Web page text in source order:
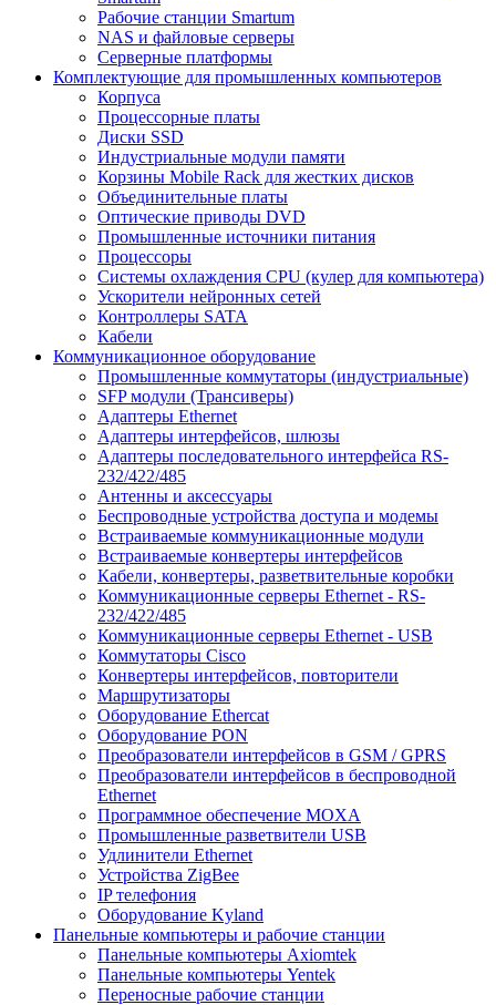
Рабочие станции Smartum
NAS и файловые серверы
Серверные платформы
Комплектующие для промышленных компьютеров
Корпуса
Процессорные платы
Диски SSD
Индустриальные модули памяти
Корзины Mobile Rack для жестких дисков
Объединительные платы
Оптические приводы DVD
Промышленные источники питания
Процессоры
Системы охлаждения CPU (кулер для компьютера)
Ускорители нейронных сетей
Контроллеры SATA
Кабели
Коммуникационное оборудование
Промышленные коммутаторы (индустриальные)
SFP модули (Трансиверы)
Адаптеры Ethernet
Адаптеры интерфейсов, шлюзы
Адаптеры последовательного интерфейса RS-
232/422/485
Антенны и аксессуары
Беспроводные устройства доступа и модемы
Встраиваемые коммуникационные модули
Встраиваемые конвертеры интерфейсов
Кабели, конвертеры, разветвительные коробки
Коммуникационные серверы Ethernet - RS-
232/422/485
Коммуникационные серверы Ethernet - USB
Коммутаторы Cisco
Конвертеры интерфейсов, повторители
Маршрутизаторы
Оборудование Ethercat
Оборудование PON
Преобразователи интерфейсов в GSM / GPRS
Преобразователи интерфейсов в беспроводной
Ethernet
Программное обеспечение MOXA
Промышленные разветвители USB
Удлинители Ethernet
Устройства ZigBee
IP телефония
Оборудование Kyland
Панельные компьютеры и рабочие станции
Панельные компьютеры Axiomtek
Панельные компьютеры Yentek
Переносные рабочие станции